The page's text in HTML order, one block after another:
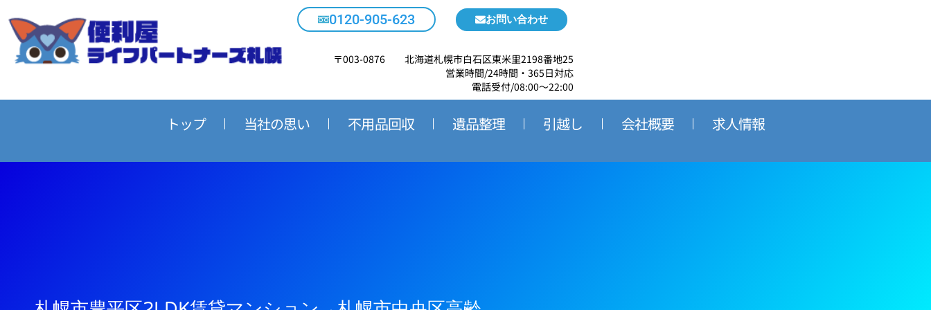
容
0120-905-623 お問い合わせ
〒003-0876 北海道札幌市白石区東米里2198番地25
営業時間/24時間・365日対応
電話受付/08:00～22:00
トップ 当社の思い 不用品回収 遺品整理 引越し 会社概要 求人情報